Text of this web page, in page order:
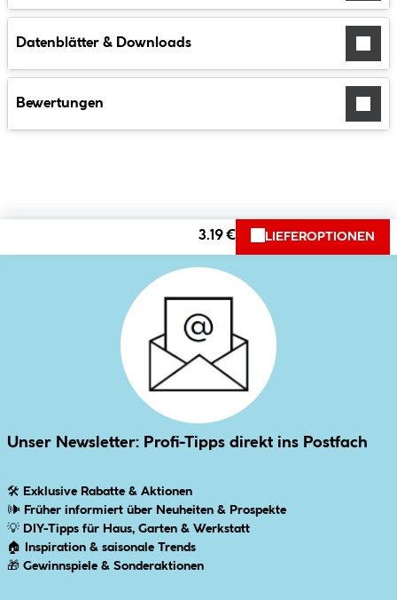
Datenblätter & Downloads
Bewertungen
3.19 € LIEFEROPTIONEN
Unser Newsletter: Profi-Tipps direkt ins Postfach
🛠 Exklusive Rabatte & Aktionen
🕪 Früher informiert über Neuheiten & Prospekte
💡 DIY-Tipps für Haus, Garten & Werkstatt
🏠
Inspiration & saisonale Trends
🎁 Gewinnspiele & Sonderaktionen